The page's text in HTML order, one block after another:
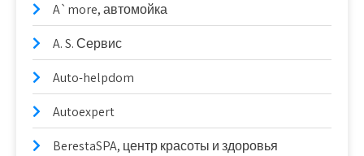
A`more, автомойка
A. S. Сервис
Auto-helpdom
Autoexpert
BerestaSPA, центр красоты и здоровья